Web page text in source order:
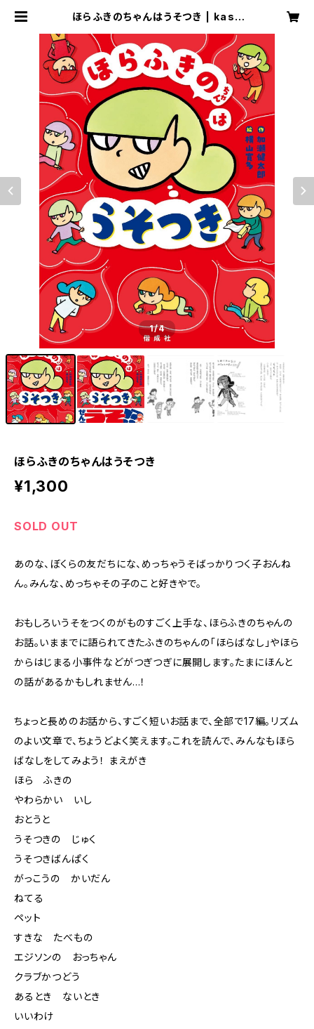
ほらふきのちゃんはうそつき | kase
1/4
ほらふきのちゃんはうそつき
¥1,300
SOLD OUT
あのな、ぼくらの友だちにな、めっちゃうそばっかりつく子おんね
ん。みんな、めっちゃその子のこと好きやで。
おもしろいうそをつくのがものすごく上手な、ほらふきのちゃんの
お話。いままでに語られてきたふきのちゃんの「ほらばなし」やほら
からはじまる小事件などがつぎつぎに展開します。たまにほんと
の話があるかもしれません…！
ちょっと長めのお話から、すごく短いお話まで、全部で17編。リズム
のよい文章で、ちょうどよく笑えます。これを読んで、みんなもほら
ばなしをしてみよう！ まえがき
ほら ふきの
やわらかい いし
おとうと
うそつきの じゅく
うそつきばんぱく
がっこうの かいだん
ねてる
ペット
すきな たべもの
エジソンの おっちゃん
クラブかつどう
あるとき ないとき
いいわけ